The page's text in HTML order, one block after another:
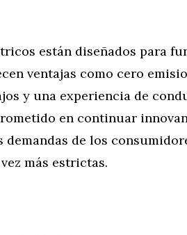
están diseñados para
ventajas como cero
y una experiencia de
en continuar
demandas de los
más estrictas.